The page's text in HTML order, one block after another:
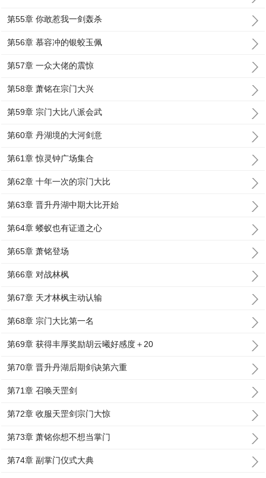
第55章 你敢惹我一剑轰杀
第56章 慕容冲的银蛟玉佩
第57章 一众大佬的震惊
第58章 萧铭在宗门大兴
第59章 宗门大比八派会武
第60章 丹湖境的大河剑意
第61章 惊灵钟广场集合
第62章 十年一次的宗门大比
第63章 晋升丹湖中期大比开始
第64章 蝼蚁也有证道之心
第65章 萧铭登场
第66章 对战林枫
第67章 天才林枫主动认输
第68章 宗门大比第一名
第69章 获得丰厚奖励胡云曦好感度＋20
第70章 晋升丹湖后期剑诀第六重
第71章 召唤天罡剑
第72章 收服天罡剑宗门大惊
第73章 萧铭你想不想当掌门
第74章 副掌门仪式大典